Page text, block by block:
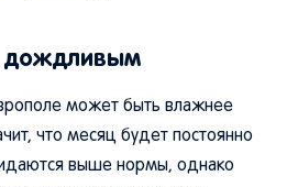
дождливым
может быть влажнее
что месяц будет постоянно
выше нормы, однако